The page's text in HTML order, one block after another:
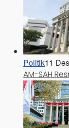
Politik11
AM-SAH